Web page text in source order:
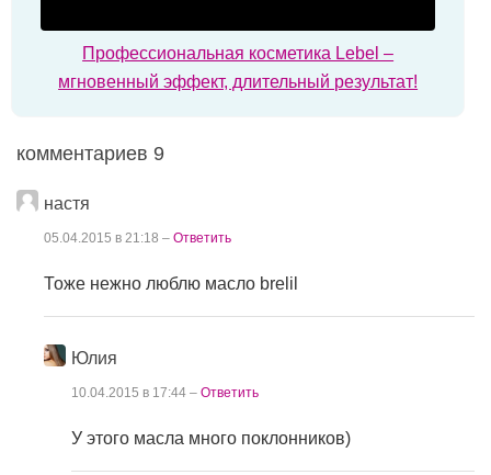
Профессиональная косметика Lebel –
мгновенный эффект, длительный результат!
комментариев 9
настя
05.04.2015 в 21:18 – Ответить
Тоже нежно люблю масло brelil
Юлия
10.04.2015 в 17:44 – Ответить
У этого масла много поклонников)